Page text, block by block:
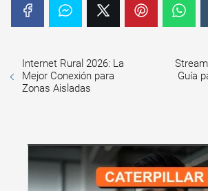
Internet Rural 2026: La
Mejor Conexión para
Zonas Aisladas
Guía